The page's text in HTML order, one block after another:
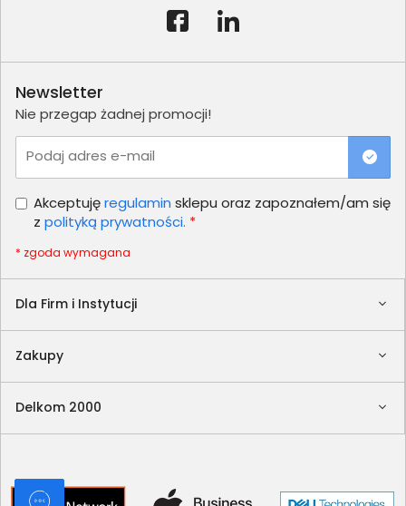
Dla Firm i Instytucji
Zakupy
Delkom 2000
Newsletter
Nie przegap żadnej promocji!
Podaj adres e-mail
Akceptujęregulamin sklepu oraz zapoznałem/am się
z polityką prywatności. *
* zgoda wymagana